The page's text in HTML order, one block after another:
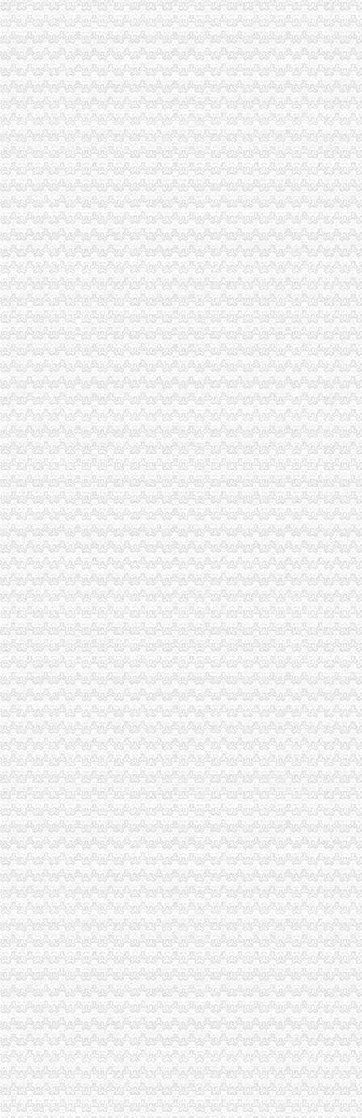
上清寺造创意文化街区-市场-重庆乐居网
【重庆化工财务咨询公司】重庆化工财务咨询公司电话,重庆化工财务
开发《失踪的上清寺》网络游戏互联网企业借风投年会_重庆海纳智
上清寺嘉西村将成3A景区老旧住宅区实行整体造-市场-重庆乐居网
【渝城城市一卡通上清寺售卡冲值点】渝城城市一卡通上清寺售卡冲
风险投资网：开发《失踪的上清寺》网络游戏企业借风投年会融资
【财务副经理_财务副经理招聘_重庆新大正物业集团股份有限公司】-
重庆渝中区上清寺街道中山四路居委会-阿土伯企业名录
【上清寺申请书刊号】-今题上清寺申请书刊号网
【财务副经理、或主办会计、或会计】重庆鑫乾坤实业有限公司招聘财
财务__重庆正青禾财务咨询公司-必途企业库
明业投资（在线咨询）|上清寺股指期货配资_重庆明业投资顾问有限